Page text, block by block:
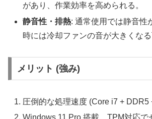
があり、作業効率を高められる。
静音性・排熱: 通常使用では静音性
時には冷却ファンの音が大きくなる
メリット (強み)
圧倒的な処理速度 (Core i7 + DDR5